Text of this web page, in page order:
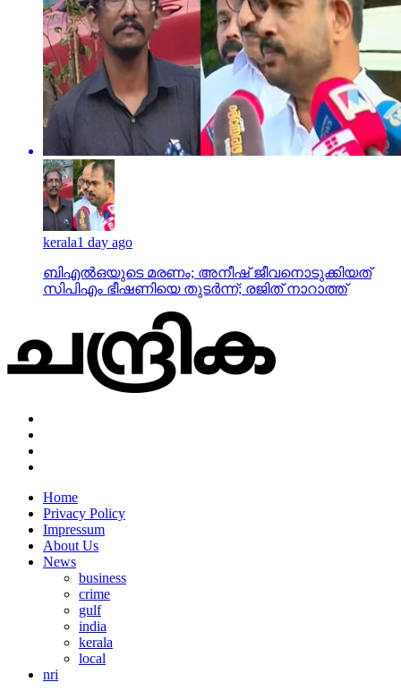
kerala1 day ago
ബിഎല്‍ഒയുടെ മരണം; അനീഷ് ജീവനൊടുക്കിയത്
സിപിഎം ഭീഷണിയെ തുടര്‍ന്ന്; രജിത് നാറാത്ത്
Home
Privacy Policy
Impressum
About Us
News
business
crime
gulf
india
kerala
local
nri